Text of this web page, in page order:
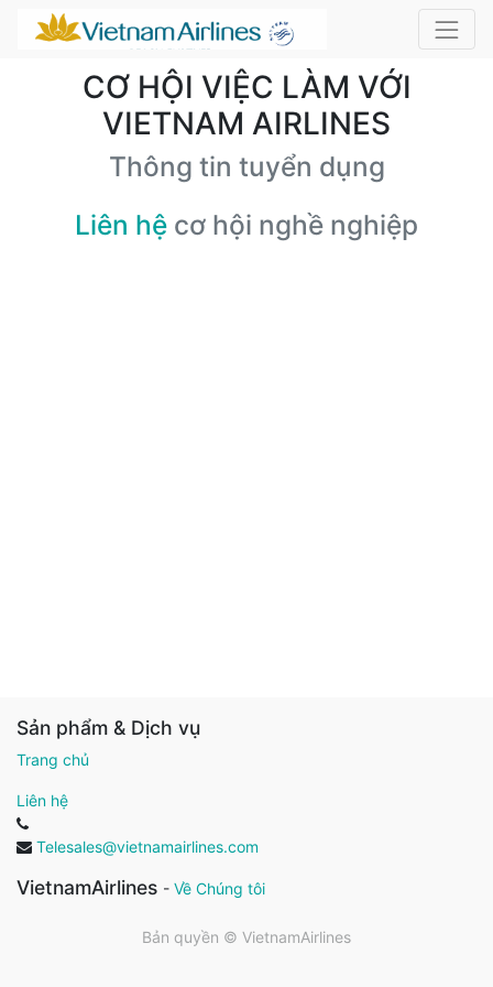
CƠ HỘI VIỆC LÀM VỚI
VIETNAM AIRLINES
Thông tin tuyển dụng
Liên hệ cơ hội nghề nghiệp
Sản phẩm & Dịch vụ
Trang chủ
Liên hệ
Telesales@vietnamairlines.com
VietnamAirlines - Về Chúng tôi
Bản quyền © VietnamAirlines